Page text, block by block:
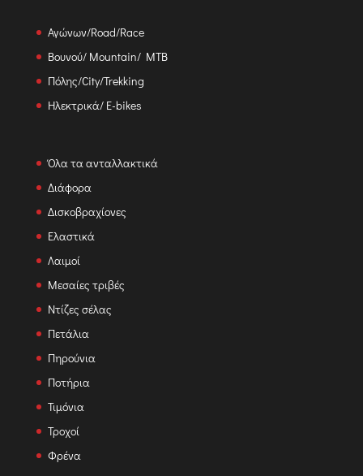
Αγώνων/Road/Race
Βουνού/ Mountain/ MTB
Πόλης/City/Trekking
Ηλεκτρικά/ E-bikes
Όλα τα ανταλλακτικά
Διάφορα
Δισκοβραχίονες
Ελαστικά
Λαιμοί
Μεσαίες τριβές
Ντίζες σέλας
Πετάλια
Πηρούνια
Ποτήρια
Τιμόνια
Τροχοί
Φρένα